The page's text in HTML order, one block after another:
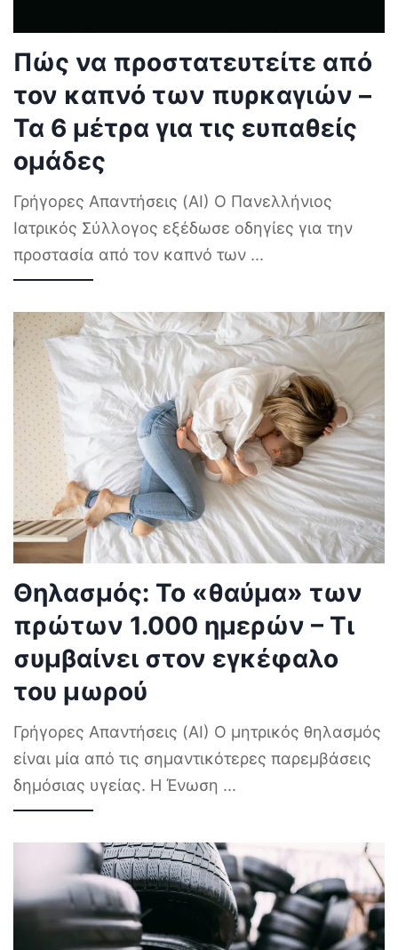
Πώς να προστατευτείτε από
τον καπνό των πυρκαγιών –
Τα 6 μέτρα για τις ευπαθείς
ομάδες
Γρήγορες Απαντήσεις (AI) Ο Πανελλήνιος
Ιατρικός Σύλλογος εξέδωσε οδηγίες για την
προστασία από τον καπνό των ...
Θηλασμός: Το «θαύμα» των
πρώτων 1.000 ημερών – Τι
συμβαίνει στον εγκέφαλο
του μωρού
Γρήγορες Απαντήσεις (AI) Ο μητρικός θηλασμός
είναι μία από τις σημαντικότερες παρεμβάσεις
δημόσιας υγείας. Η Ένωση ...